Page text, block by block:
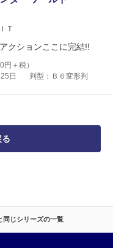
じシリーズの一覧
Ｔ
クションここに完結!!
円＋税）
日
判型：Ｂ６変形判